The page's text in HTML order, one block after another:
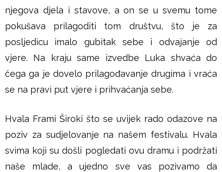
njegova djela i stavove, a on se u svemu tome
pokušava prilagoditi tom društvu, što je za
posljedicu imalo gubitak sebe i odvajanje od
vjere. Na kraju same izvedbe Luka shvaća do
čega ga je dovelo prilagođavanje drugima i vraća
se na pravi put vjere i prihvaćanja sebe.
Hvala Frami Široki što se uvijek rado odazove na
poziv za sudjelovanje na našem festivalu. Hvala
svima koji su došli pogledati ovu dramu i podržati
naše mlade, a ujedno sve vas pozivamo da